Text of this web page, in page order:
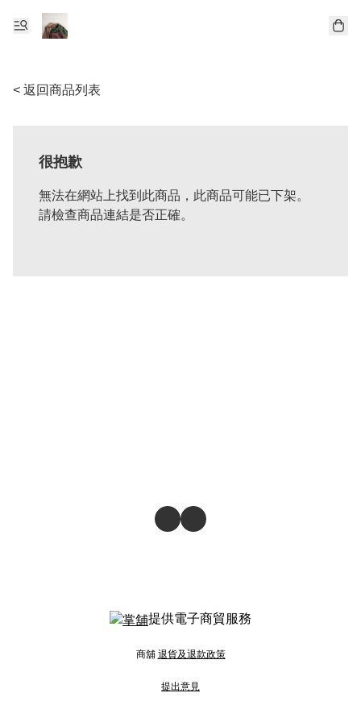
< 返回商品列表
很抱歉
無法在網站上找到此商品，此商品可能已下架。
請檢查商品連結是否正確。
提供電子商貿服務
商舖 退貨及退款政策
提出意見